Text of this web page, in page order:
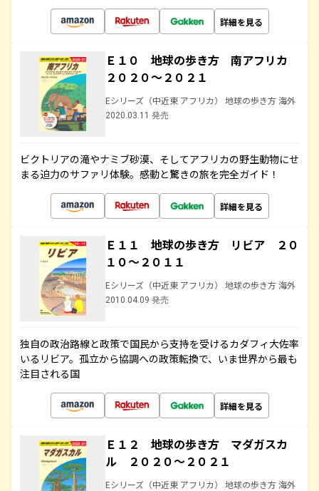
詳細を見る
Ｅ１０ 地球の歩き方 南アフリカ
２０２０～２０２１
Eシリーズ（中近東 アフリカ） 地球の歩き方 海外
2020.03.11 発売
ビクトリアの滝やナミブ砂漠、そしてアフリカの野生動物にせ
まる迫力のサファリ体験。感動と驚きの旅を完全ガイド！
詳細を見る
Ｅ１１ 地球の歩き方 リビア ２０
１０～２０１１
Eシリーズ（中近東 アフリカ） 地球の歩き方 海外
2010.04.09 発売
独自の政治路線と政策で国民から支持を受けるカダフィ大佐率
いるリビア。孤立から協調への政策転換で、いま世界から最も
注目される国
詳細を見る
Ｅ１２ 地球の歩き方 マダガスカ
ル ２０２０～２０２１
Eシリーズ（中近東 アフリカ） 地球の歩き方 海外